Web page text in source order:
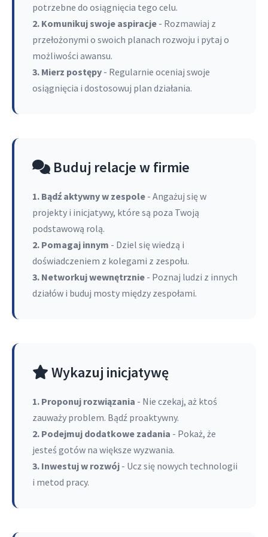
potrzebne do osiągnięcia tego celu.
2. Komunikuj swoje aspiracje - Rozmawiaj z
przełożonymi o swoich planach rozwoju i pytaj o
możliwości awansu.
3. Mierz postępy - Regularnie oceniaj swoje
osiągnięcia i dostosowuj plan działania.
Buduj relacje w firmie
1. Bądź aktywny w zespole - Angażuj się w
projekty i inicjatywy, które są poza Twoją
podstawową rolą.
2. Pomagaj innym - Dziel się wiedzą i
doświadczeniem z kolegami z zespołu.
3. Networkuj wewnętrznie - Poznaj ludzi z innych
działów i buduj mosty między zespołami.
Wykazuj inicjatywę
1. Proponuj rozwiązania - Nie czekaj, aż ktoś
zauważy problem. Bądź proaktywny.
2. Podejmuj dodatkowe zadania - Pokaż, że
jesteś gotów na większe wyzwania.
3. Inwestuj w rozwój - Ucz się nowych technologii
i metod pracy.